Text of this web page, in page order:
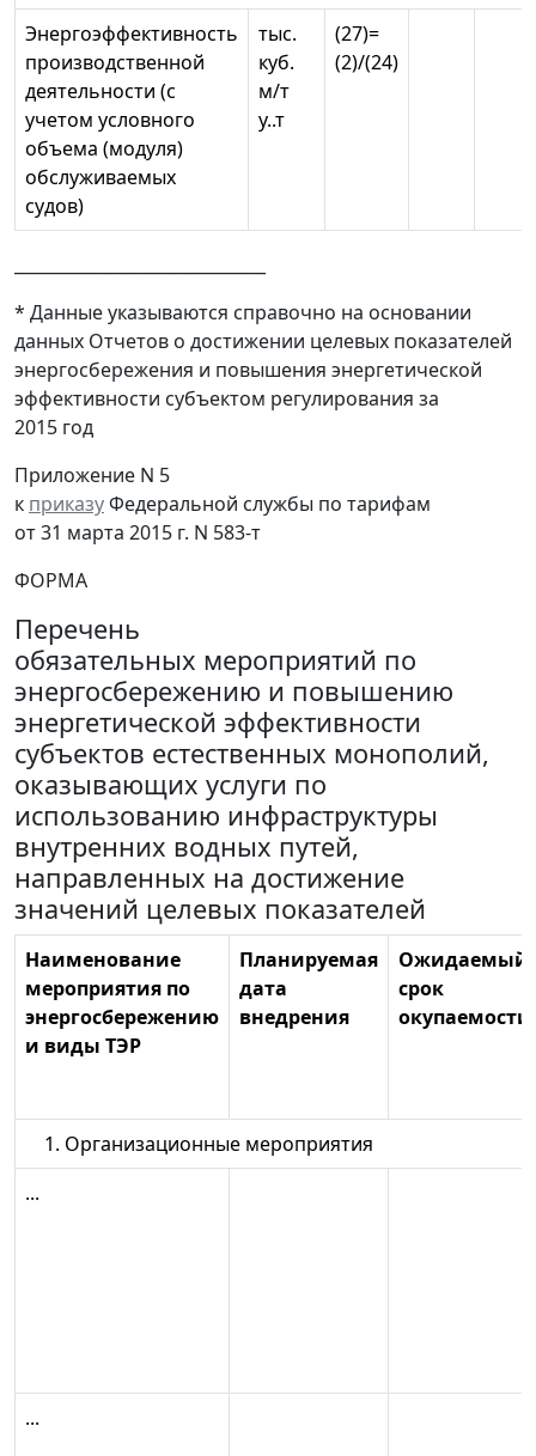
Энергоэффективность
производственной
деятельности (с
учетом условного
объема (модуля)
обслуживаемых
судов)
тыс.
куб.
м/т
у..т
(27)=
(2)/(24)
* Данные указываются справочно на основании
данных Отчетов о достижении целевых показателей
энергосбережения и повышения энергетической
эффективности субъектом регулирования за
2015 год
Приложение N 5
к приказуФедеральной службы по тарифам
от 31 марта 2015 г. N 583-т
ФОРМА
Перечень
обязательных мероприятий по
энергосбережению и повышению
энергетической эффективности
субъектов естественных монополий,
оказывающих услуги по
использованию инфраструктуры
внутренних водных путей,
направленных на достижение
значений целевых показателей
Наименование
мероприятия по
энергосбережению
и виды ТЭР
Планируемая
дата
внедрения
Ожидаемый
срок
окупаемости
1. Организационные мероприятия
...
...